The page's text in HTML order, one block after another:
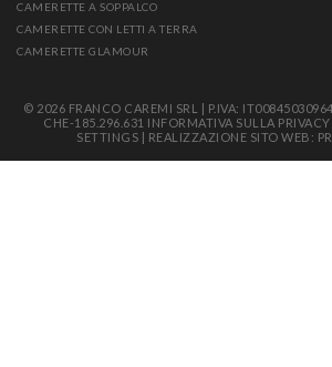
CAMERETTE A SOPPALCO
CAMERETTE CON LETTI A TERRA
CAMERETTE GLAMOUR
© 2026 FRANCO CAREMI SRL | P.IVA:
CHE-185.296.631 INFORMATIVA SULLA PRIVACY
SETTINGS | REALIZZAZIONE SITO WEB: